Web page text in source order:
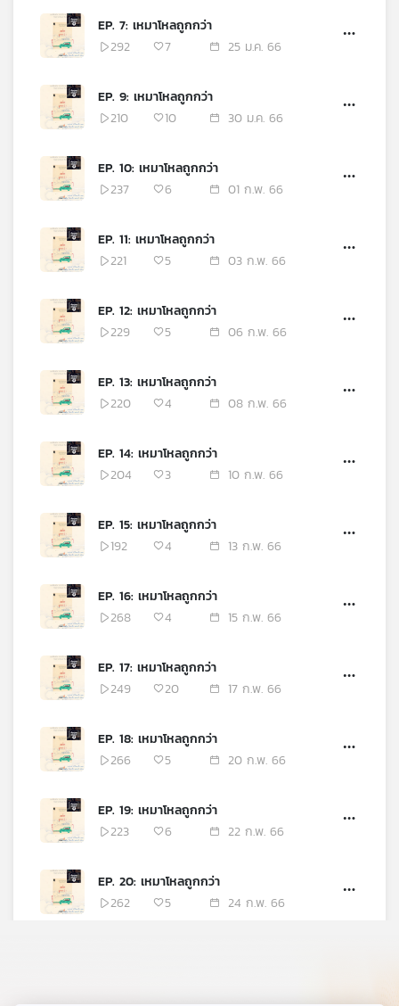
แผนที่
เครือ
EP. 7: เหมาโหลถูกกว่า
292
7 25 ม.ค. 66
EP. 9: เหมาโหลถูกกว่า
210
10 30 ม.ค. 66
EP. 10: เหมาโหลถูกกว่า
237
6 01 ก.พ. 66
EP. 11: เหมาโหลถูกกว่า
221
5 03 ก.พ. 66
EP. 12: เหมาโหลถูกกว่า
229
5 06 ก.พ. 66
EP. 13: เหมาโหลถูกกว่า
220
4 08 ก.พ. 66
EP. 14: เหมาโหลถูกกว่า
204
3 10 ก.พ. 66
EP. 15: เหมาโหลถูกกว่า
192
4 13 ก.พ. 66
EP. 16: เหมาโหลถูกกว่า
268
4 15 ก.พ. 66
EP. 17: เหมาโหลถูกกว่า
249
20 17 ก.พ. 66
EP. 18: เหมาโหลถูกกว่า
266
5 20 ก.พ. 66
EP. 19: เหมาโหลถูกกว่า
223
6 22 ก.พ. 66
EP. 20: เหมาโหลถูกกว่า
262
5 24 ก.พ. 66